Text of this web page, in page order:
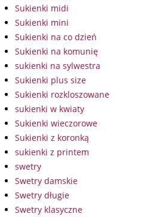
Sukienki midi
Sukienki mini
Sukienki na co dzień
Sukienki na komunię
sukienki na sylwestra
Sukienki plus size
Sukienki rozkloszowane
sukienki w kwiaty
Sukienki wieczorowe
Sukienki z koronką
sukienki z printem
swetry
Swetry damskie
Swetry długie
Swetry klasyczne